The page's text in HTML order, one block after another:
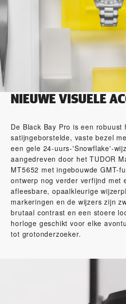
NIEUWE VISUELE
De Black Bay Pro is een robuust
satijngeborstelde, vaste bezel
een gele 24-uurs-'Snowflake'-
aangedreven door het TUDOR
MT5652 met ingebouwde GMT-
ontwerp nog verder verfijnd met
afleesbare, opaalkleurige
markeringen en de wijzers zijn
brutaal contrast en een stoere
horloge geschikt voor elke
tot grotonderzoeker.